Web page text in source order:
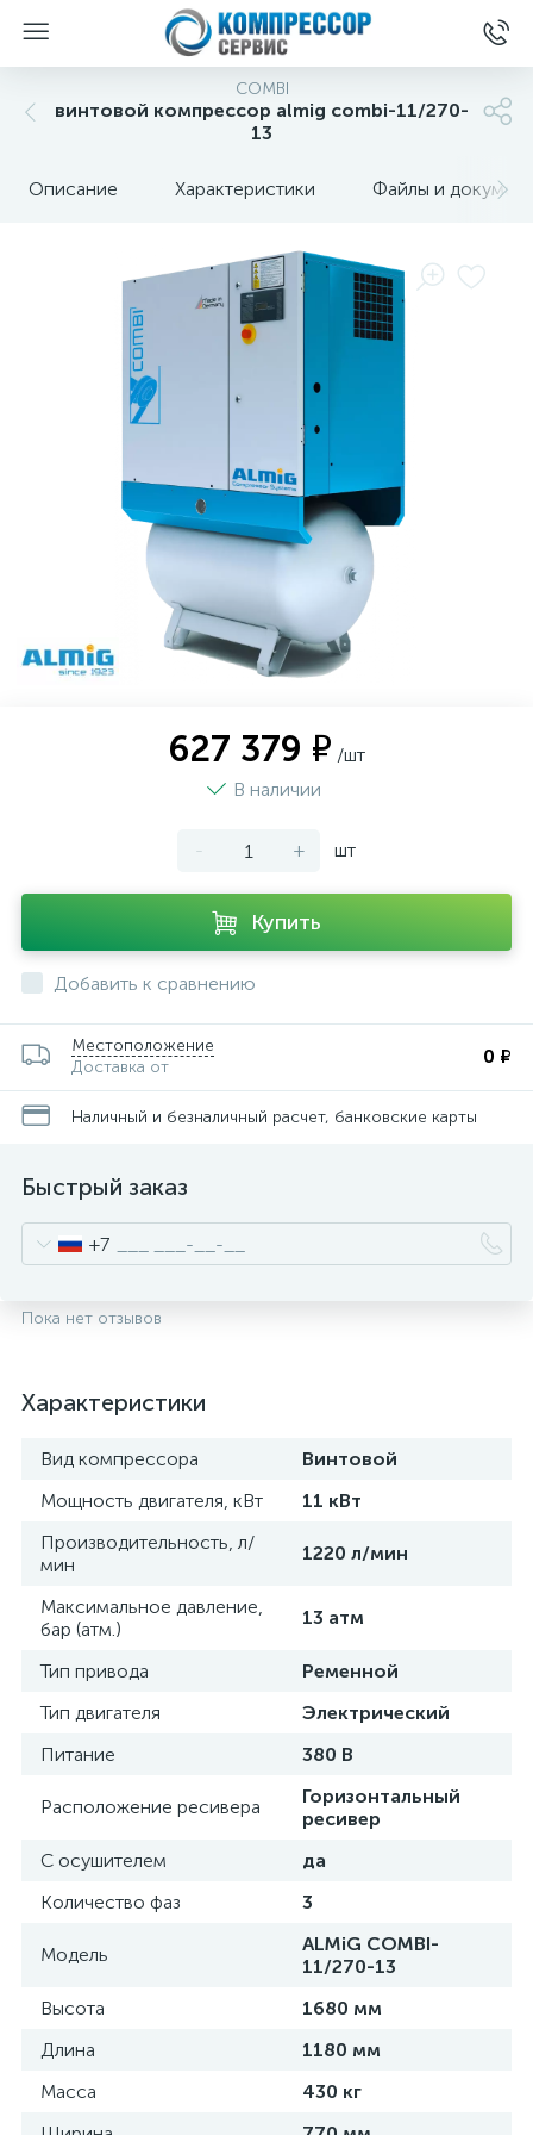
COMBI
винтовой компрессор almig combi-11/270-
13
Описание Характеристики Файлы и
627 379 ₽ /шт
В наличии
- + шт
Купить
Добавить к сравнению
Местоположение
Доставка от
0 ₽
Наличный и безналичный расчет, банковские карты
Быстрый заказ
+7
Пока нет отзывов
Характеристики
Вид компрессора
Винтовой
Мощность двигателя, кВт
11 кВт
Производительность, л/
мин
1220 л/мин
Максимальное давление,
бар (атм.)
13 атм
Тип привода
Ременной
Тип двигателя
Электрический
Питание
380 В
Расположение ресивера
Горизонтальный
ресивер
С осушителем
да
Количество фаз
3
Модель
ALMiG COMBI-
11/270-13
Высота
1680 мм
Длина
1180 мм
Масса
430 кг